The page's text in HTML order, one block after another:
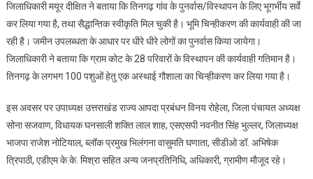
जिलाधिकारी मयूर दीक्षित ने बताया कि तिनगढ़ गांव के पुनर्वास/विस्थापन के लिए भूगर्भीय सर्वे
कर लिया गया है, तथा सैद्धान्तिक स्वीकृति मिल चुकी है। भूमि चिन्हीकरण की कार्यवाही की जा
रही है। जमीन उपलब्धता के आधार पर धीरे धीरे लोगों का पुनर्वास किया जायेगा।
जिलाधिकारी ने बताया कि ग्राम कोट के 28 परिवारों के विस्थापन की कार्यवाही गतिमान है।
तिनगढ़ के लगभग 100 पशुओं हेतु एक अस्थाई गौशाला का चिन्हीकरण कर लिया गया है।
इस अवसर पर उपाध्यक्ष उत्तराखंड राज्य आपदा प्रबंधन विनय रोहेला, जिला पंचायत अध्यक्ष
सोना सजवाण, विधायक घनसाली शक्ति लाल शाह, एसएसपी नवनीत सिंह भुल्लर, जिलाध्यक्ष
भाजपा राजेश नोटियाल, ब्लॉक प्रमुख भिलंगना वासुमति घणाता, सीडीओ डॉ. अभिषेक
त्रिपाठी, एडीएम के.के. मिश्रा सहित अन्य जनप्रतिनिधि, अधिकारी, ग्रामीण मौजूद रहे।